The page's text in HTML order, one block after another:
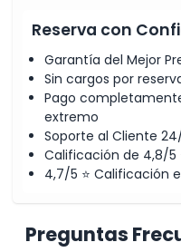
Reserva con
Garantía del Mejor
Sin cargos por
Pago
extremo
Soporte al Cliente
Calificación de 4,8/5
4,7/5 ⭐ Calificación
Preguntas